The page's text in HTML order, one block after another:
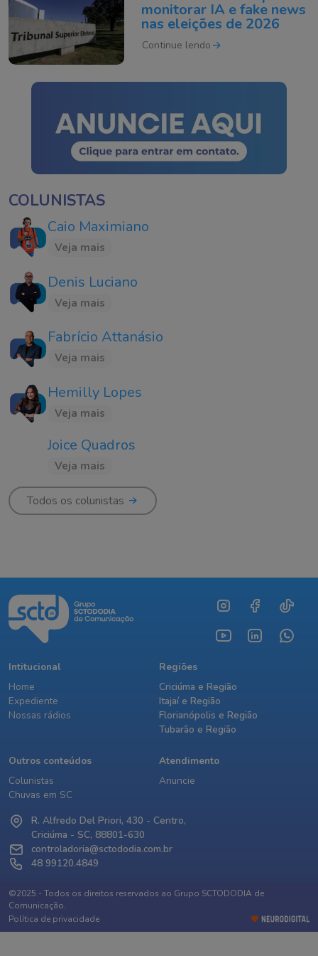
monitorar IA e fake news
nas eleições de 2026
Continue lendo
COLUNISTAS
Caio Maximiano
Veja mais
Denis Luciano
Veja mais
Fabrício Attanásio
Veja mais
Hemilly Lopes
Veja mais
Joice Quadros
Veja mais
Todos os colunistas
Intitucional
Home
Expediente
Nossas rádios
Regiões
Criciúma e Região
Itajaí e Região
Florianópolis e Região
Tubarão e Região
Outros conteúdos
Colunistas
Chuvas em SC
Atendimento
Anuncie
R. Alfredo Del Priori, 430 - Centro,
Criciúma - SC, 88801-630
controladoria@sctododia.com.br
48 99120.4849
©2025 - Todos os direitos reservados ao Grupo SCTODODIA de
Comunicação.
Política de privacidade